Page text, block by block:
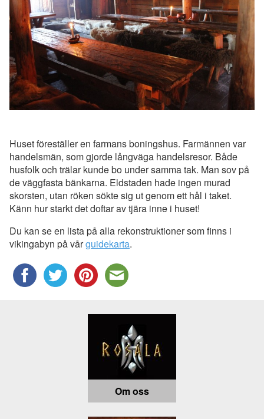
Huset föreställer en farmans boningshus. Farmännen var
handelsmän, som gjorde långväga handelsresor. Både
husfolk och trälar kunde bo under samma tak. Man sov på
de väggfasta bänkarna. Eldstaden hade ingen murad
skorsten, utan röken sökte sig ut genom ett hål i taket.
Känn hur starkt det doftar av tjära inne i huset!
Du kan se en lista på alla rekonstruktioner som finns i
vikingabyn på vårguidekarta.
Om oss